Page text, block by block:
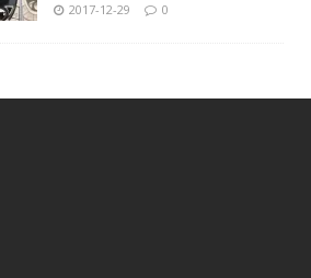
2017-12-29 0